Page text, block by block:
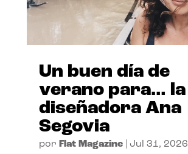
Un buen día de
verano para… la
diseñadora Ana
Segovia
por Flat Magazine| Jul 31, 2026